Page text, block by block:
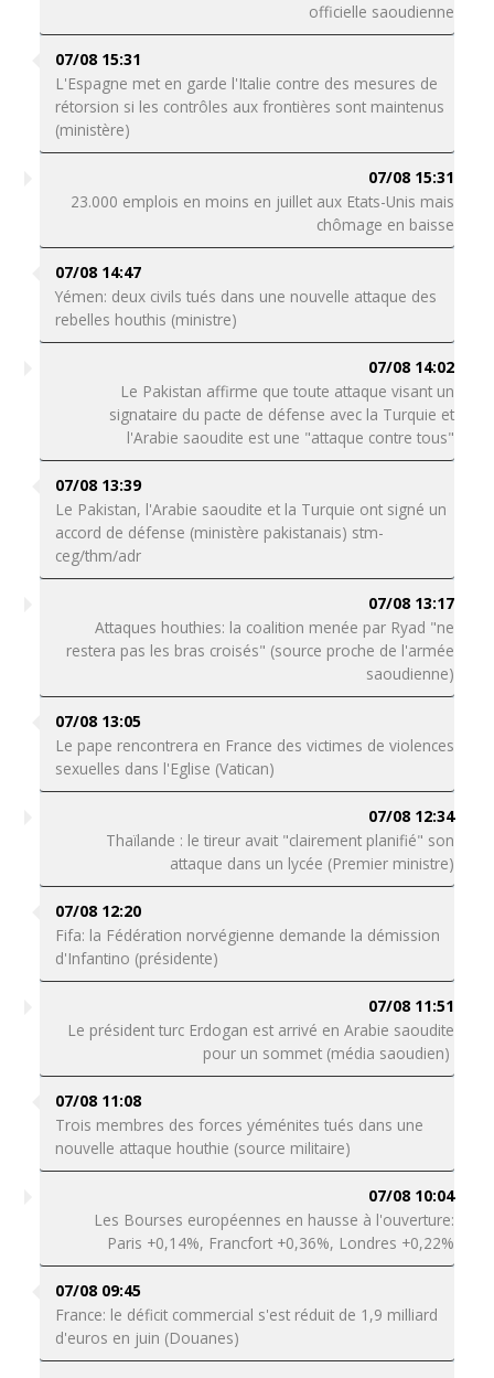
officielle saoudienne
07/08 15:31
L'Espagne met en garde l'Italie contre des mesures de
rétorsion si les contrôles aux frontières sont maintenus
(ministère)
07/08 15:31
23.000 emplois en moins en juillet aux Etats-Unis mais
chômage en baisse
07/08 14:47
Yémen: deux civils tués dans une nouvelle attaque des
rebelles houthis (ministre)
07/08 14:02
Le Pakistan affirme que toute attaque visant un
signataire du pacte de défense avec la Turquie et
l'Arabie saoudite est une "attaque contre tous"
07/08 13:39
Le Pakistan, l'Arabie saoudite et la Turquie ont signé un
accord de défense (ministère pakistanais) stm-
ceg/thm/adr
07/08 13:17
Attaques houthies: la coalition menée par Ryad "ne
restera pas les bras croisés" (source proche de l'armée
saoudienne)
07/08 13:05
Le pape rencontrera en France des victimes de violences
sexuelles dans l'Eglise (Vatican)
07/08 12:34
Thaïlande : le tireur avait "clairement planifié" son
attaque dans un lycée (Premier ministre)
07/08 12:20
Fifa: la Fédération norvégienne demande la démission
d'Infantino (présidente)
07/08 11:51
Le président turc Erdogan est arrivé en Arabie saoudite
pour un sommet (média saoudien)
07/08 11:08
Trois membres des forces yéménites tués dans une
nouvelle attaque houthie (source militaire)
07/08 10:04
Les Bourses européennes en hausse à l'ouverture:
Paris +0,14%, Francfort +0,36%, Londres +0,22%
07/08 09:45
France: le déficit commercial s'est réduit de 1,9 milliard
d'euros en juin (Douanes)